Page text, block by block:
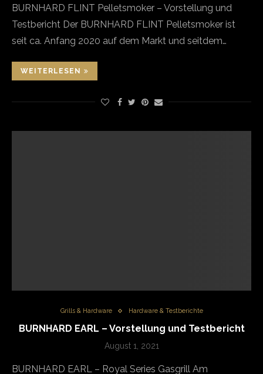
BURNHARD FLINT Pelletsmoker – Vorstellung und
Testbericht Der BURNHARD FLINT Pelletsmoker ist
seit ca. Anfang 2020 auf dem Markt und seitdem…
WEITERLESEN
Grills & Hardware Hardware & Testberichte
BURNHARD EARL – Vorstellung und Testbericht
August 1, 2021
BURNHARD EARL – Royal Series Gasgrill Am